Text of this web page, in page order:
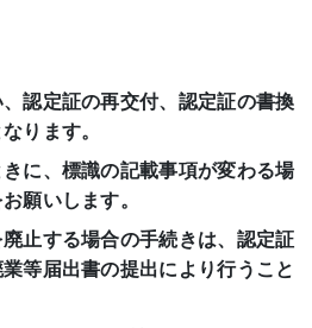
認定証の再交付、認定証の書換
ります。
に、標識の記載事項が変わる場
願いします。
止する場合の手続きは、認定証
等届出書の提出に より行うこと